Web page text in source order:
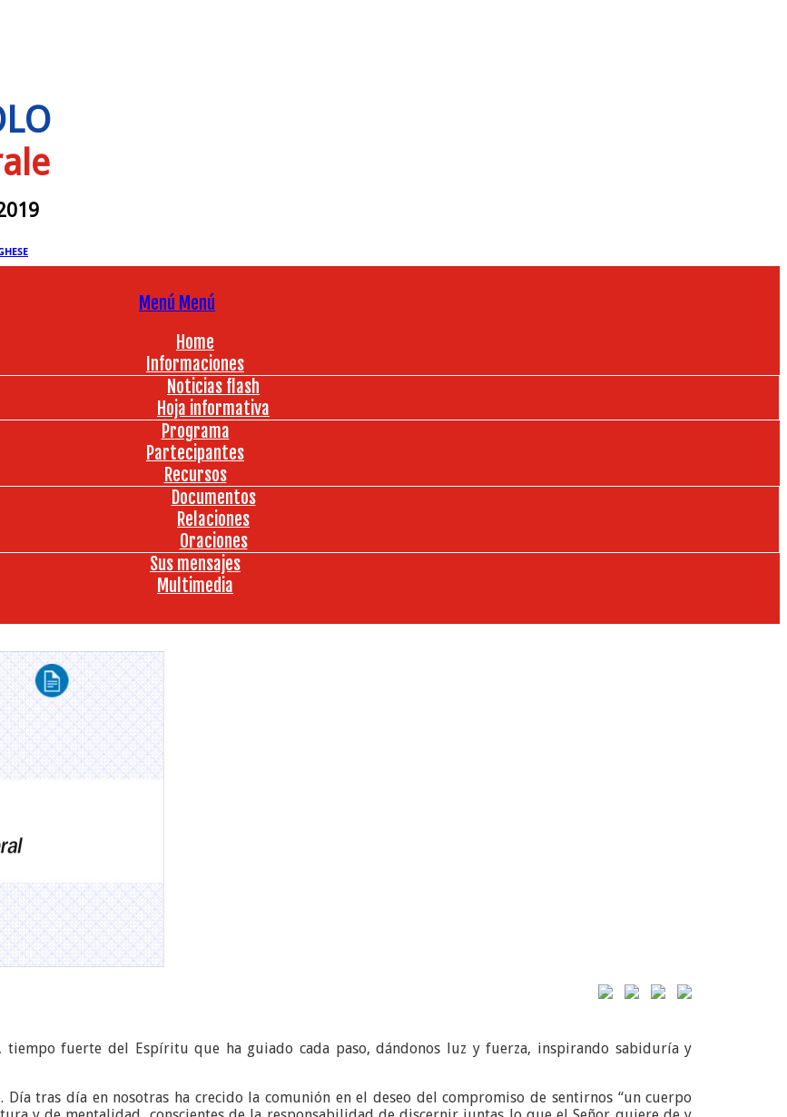
Menú Menú
Home
Informaciones
Noticias flash
Hoja informativa
Programa
Partecipantes
Recursos
Documentos
Relaciones
Oraciones
Sus mensajes
Multimedia
fuerte del Espíritu que ha guiado cada paso, dándonos luz y fuerza, inspirando sabiduría y
tras día en nosotras ha crecido la comunión en el deseo del compromiso de sentirnos “un cuerpo